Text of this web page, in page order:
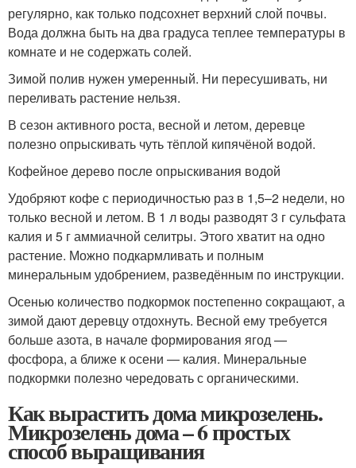
регулярно, как только подсохнет верхний слой почвы.
Вода должна быть на два градуса теплее температуры в
комнате и не содержать солей.
Зимой полив нужен умеренный. Ни пересушивать, ни
переливать растение нельзя.
В сезон активного роста, весной и летом, деревце
полезно опрыскивать чуть тёплой кипячёной водой.
Кофейное дерево после опрыскивания водой
Удобряют кофе с периодичностью раз в 1,5–2 недели, но
только весной и летом. В 1 л воды разводят 3 г сульфата
калия и 5 г аммиачной селитры. Этого хватит на одно
растение. Можно подкармливать и полным
минеральным удобрением, разведённым по инструкции.
Осенью количество подкормок постепенно сокращают, а
зимой дают деревцу отдохнуть. Весной ему требуется
больше азота, в начале формирования ягод —
фосфора, а ближе к осени — калия. Минеральные
подкормки полезно чередовать с органическими.
Как вырастить дома микрозелень.
Микрозелень дома – 6 простых
способ выращивания